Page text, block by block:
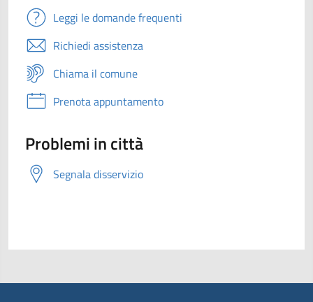
Leggi le domande frequenti
Richiedi assistenza
Chiama il comune
Prenota appuntamento
Problemi in città
Segnala disservizio